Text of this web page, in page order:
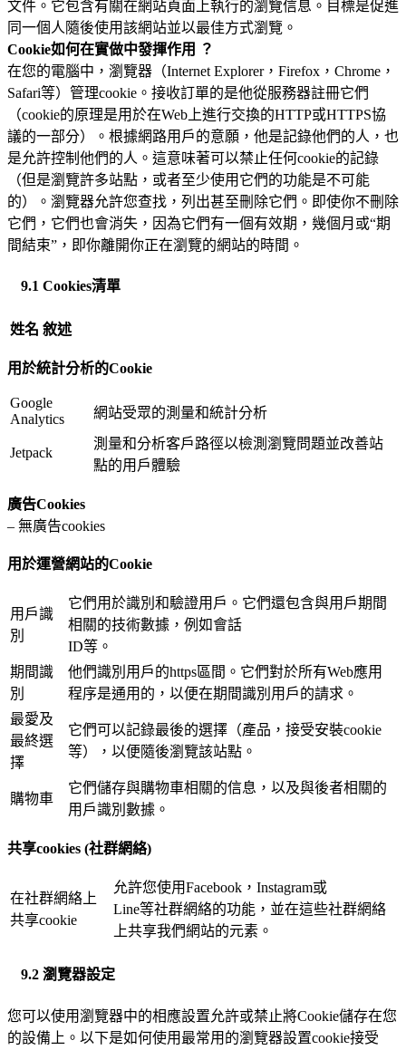
文件。它包含有關在網站頁面上執行的瀏覽信息。目標是促進
同一個人隨後使用該網站並以最佳方式瀏覽。
Cookie如何在實做中發揮作用 ？
在您的電腦中，瀏覽器（Internet Explorer，Firefox，Chrome，
Safari等）管理cookie。接收訂單的是他從服務器註冊它們
（cookie的原理是用於在Web上進行交換的HTTP或HTTPS協
議的一部分）。根據網路用戶的意願，他是記錄他們的人，也
是允許控制他們的人。這意味著可以禁止任何cookie的記錄
（但是瀏覽許多站點，或者至少使用它們的功能是不可能
的）。瀏覽器允許您查找，列出甚至刪除它們。即使你不刪除
它們，它們也會消失，因為它們有一個有效期，幾個月或“期
間結束”，即你離開你正在瀏覽的網站的時間。
9.1 Cookies清單
姓名 敘述
用於統計分析的Cookie
Google
Analytics
網站受眾的測量和統計分析
Jetpack
測量和分析客戶路徑以檢測瀏覽問題並改善站
點的用戶體驗
廣告Cookies
– 無廣告cookies
用於運營網站的Cookie
用戶識
別
它們用於識別和驗證用戶。它們還包含與用戶期間
相關的技術數據，例如會話
ID等。
期間識
別
他們識別用戶的https區間。它們對於所有Web應用
程序是通用的，以便在期間識別用戶的請求。
最愛及
最終選
擇
它們可以記錄最後的選擇（產品，接受安裝cookie
等），以便隨後瀏覽該站點。
購物車
它們儲存與購物車相關的信息，以及與後者相關的
用戶識別數據。
共享cookies (社群網絡)
在社群網絡上
共享cookie
允許您使用Facebook，Instagram或
Line等社群網絡的功能，並在這些社群網絡
上共享我們網站的元素。
9.2 瀏覽器設定
您可以使用瀏覽器中的相應設置允許或禁止將Cookie儲存在您
的設備上。以下是如何使用最常用的瀏覽器設置cookie接受